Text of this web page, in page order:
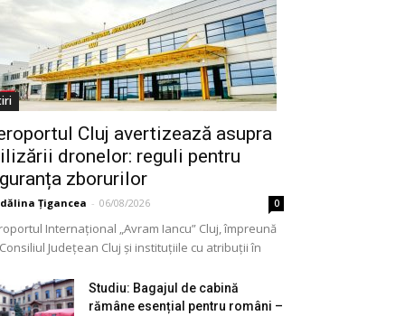
Cluj avertizează asupra
dronelor: reguli pentru
zborurilor
Țigancea - 06/08/2026 0
Internațional „Avram Iancu” Cluj, împreună
Județean Cluj și instituțiile cu atribuții în
Studiu: Bagajul de cabină
rămâne esențial pentru români –